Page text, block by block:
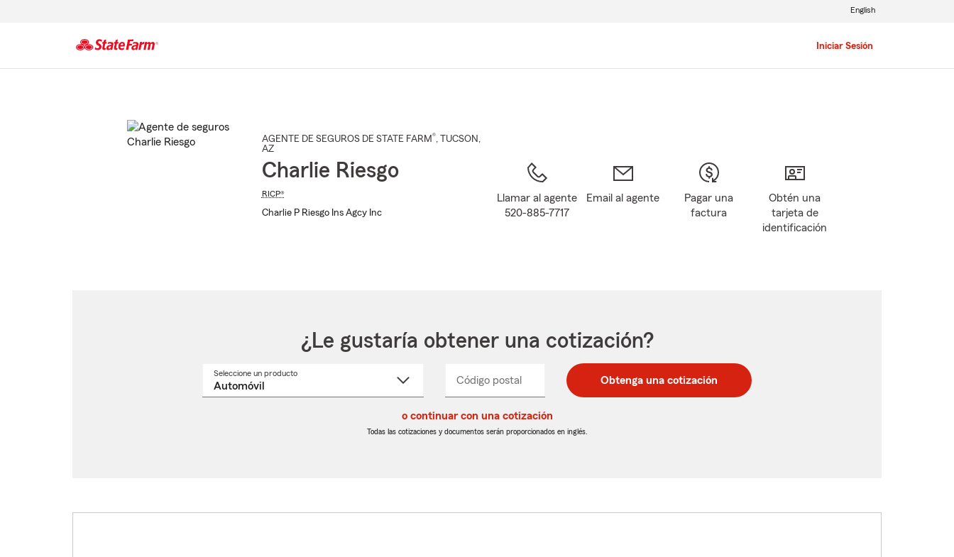
Iniciar Sesión
English
AGENTE DE SEGUROS DE STATE FARM®, TUCSON ,
AZ
Charlie Riesgo
RICP®
Charlie P Riesgo Ins Agcy Inc
Llamar al agente
520-885-7717
Email al agente
Pagar una
factura
Obtén una
tarjeta de
identificación
¿Le gustaría obtener una cotización?
Seleccione un productoSeleccione
Código postal
postal
de
postal
de
_____ Obtenga una cotización
o continuar con una cotización
Todas las cotizaciones y documentos serán proporcionados en inglés.